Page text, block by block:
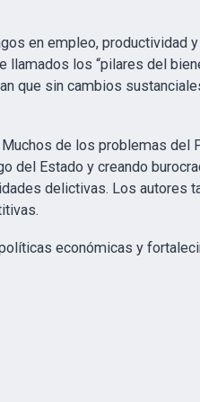
en empleo, productividad
los “pilares del
que sin cambios
de los problemas del
del Estado y creando
delictivas. Los autores
económicas y